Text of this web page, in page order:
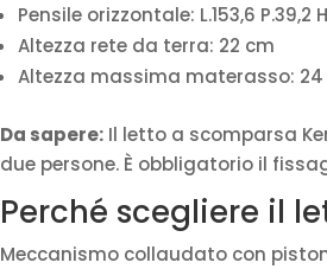
Pensile orizzontale: L.153,6 P.39,2
Altezza rete da terra: 22 cm
Altezza massima materasso: 24
Da sapere: Il letto a scomparsa
due persone. È obbligatorio il
Perché scegliere il
Meccanismo collaudato con